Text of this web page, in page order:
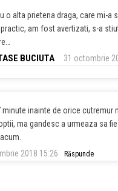
o alta prietena draga, care mi-
am fost avertizati, s-a
BUCIUTA 31 octombrie
minute inainte de orice
ma gandesc a urmeaza sa
2018 15:26 Răspunde